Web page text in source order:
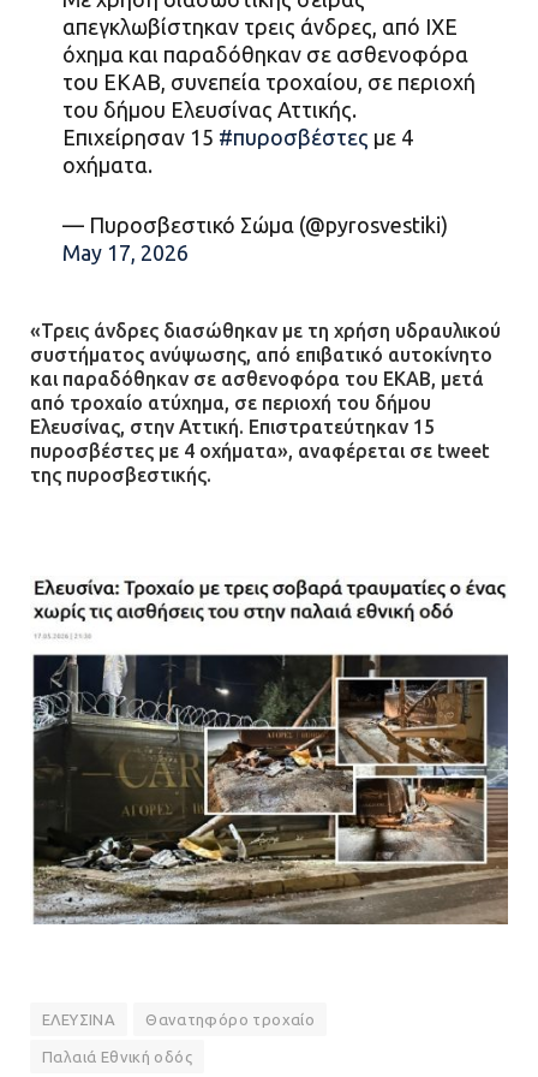
γειτονιά»
07.07.2026 | 09:48
απεγκλωβίστηκαν τρεις άνδρες, από ΙΧΕ
όχημα και παραδόθηκαν σε ασθενοφόρα
του ΕΚΑΒ, συνεπεία τροχαίου, σε περιοχή
του δήμου Ελευσίνας Αττικής.
Επιχείρησαν 15 #πυροσβέστες με 4
οχήματα.
— Πυροσβεστικό Σώμα (@pyrosvestiki)
May 17, 2026
«Τρεις άνδρες διασώθηκαν με τη χρήση υδραυλικού
συστήματος ανύψωσης, από επιβατικό αυτοκίνητο
και παραδόθηκαν σε ασθενοφόρα του ΕΚΑΒ, μετά
από τροχαίο ατύχημα, σε περιοχή του δήμου
Ελευσίνας, στην Αττική. Επιστρατεύτηκαν 15
πυροσβέστες με 4 οχήματα», αναφέρεται σε tweet
της πυροσβεστικής.
ΕΛΕΥΣΙΝΑ Θανατηφόρο τροχαίο
Παλαιά Εθνική οδός